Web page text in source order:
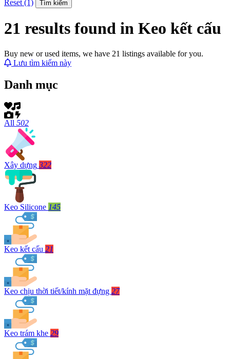
Reset (1)
Tìm kiếm
21 results found in Keo kết cấu
Buy new or used items, we have 21 listings available for you.
Lưu tìm kiếm này
Danh mục
All 502
Xây dựng 322
Keo Silicone 145
Keo kết cấu 21
Keo chịu thời tiết/kính mặt đựng 27
Keo trám khe 29